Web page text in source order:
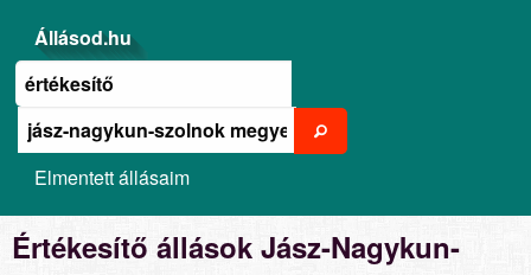
Állásod.hu
Elmentett állásaim
Értékesítő állások Jász-Nagykun-